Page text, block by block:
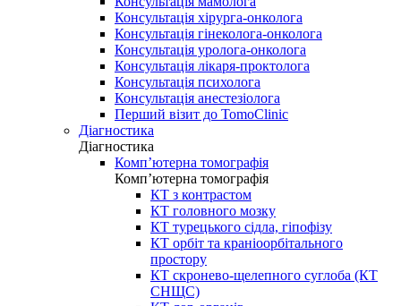
Консультація хірурга-онколога
Консультація гінеколога-онколога
Консультація уролога-онколога
Консультація лікаря-проктолога
Консультація психолога
Консультація анестезіолога
Перший візит до TomoClinic
Діагностика
Діагностика
Комп’ютерна томографія
Комп’ютерна томографія
КТ з контрастом
КТ головного мозку
КТ турецького сідла, гіпофізу
КТ орбіт та краніоорбітального
простору
КТ скронево-щелепного суглоба (КТ
СНЩС)